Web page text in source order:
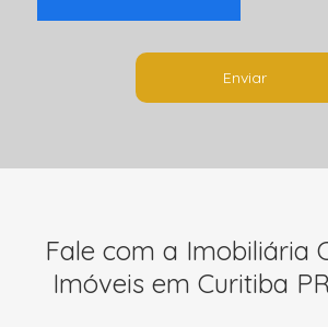
Enviar
Fale com a Imobiliária
Imóveis em Curitiba